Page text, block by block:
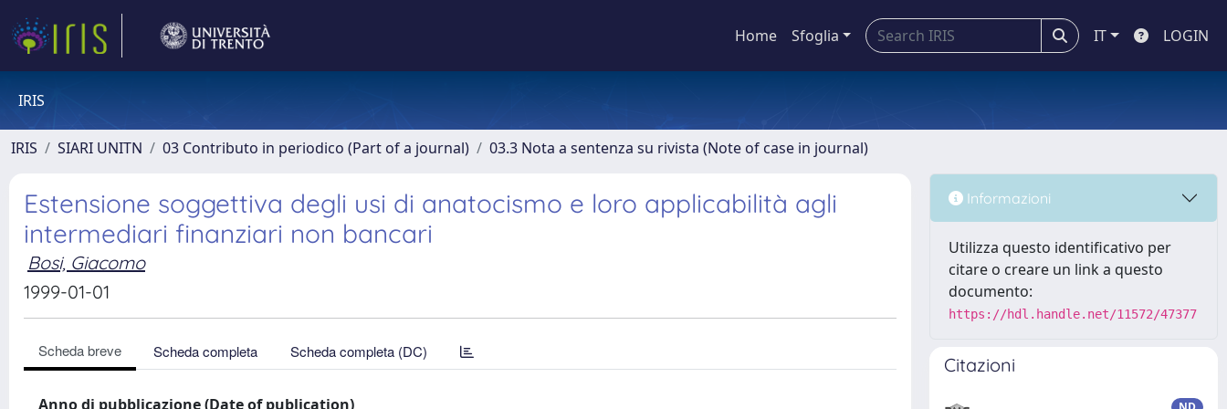
Home Sfoglia IT LOGIN
IRIS
IRIS SIARI UNITN 03 Contributo in periodico (Part of a journal) 03.3 Nota a sentenza su rivista (Note of case in journal)
Estensione soggettiva degli usi di anatocismo e loro applicabilità agli
intermediari finanziari non bancari
Bosi, Giacomo
1999-01-01
Scheda breve Scheda completa Scheda completa (DC)
Anno di pubblicazione (Date of publication)
Informazioni
Utilizza questo identificativo per
citare o creare un link a questo
documento:
https://hdl.handle.net/11572/47377
Citazioni